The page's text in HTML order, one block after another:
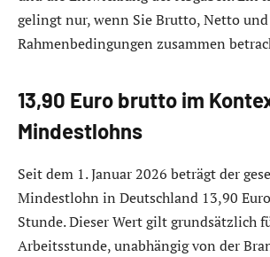
gelingt nur, wenn Sie Brutto, Netto und
Rahmenbedingungen zusammen
13,90 Euro brutto im
Mindestlohns
Seit dem 1. Januar 2026 beträgt der
Mindestlohn in Deutschland 13,90
Stunde. Dieser Wert gilt grundsätzlich
Arbeitsstunde, unabhängig von der